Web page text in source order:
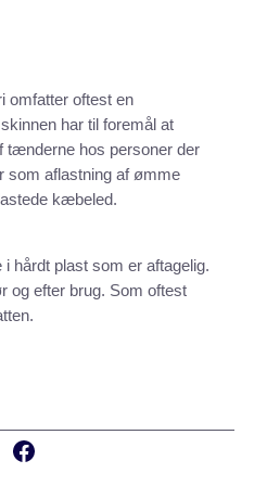
omfatter oftest en
har til foremål at
tænderne hos personer der
aflastning af ømme
kæbeled.
hårdt plast som er aftagelig.
og efter brug. Som oftest
Facebook